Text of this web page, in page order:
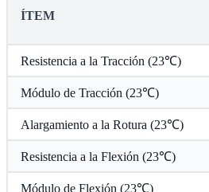
ÍTEM
Resistencia a la Tracción (23℃)
Módulo de Tracción (23℃)
Alargamiento a la Rotura (23℃)
Resistencia a la Flexión (23℃)
Módulo de Flexión (23℃)